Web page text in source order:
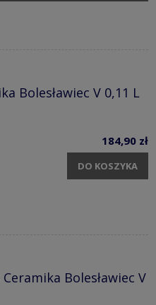
Bolesławiec V 0,11 L
184,90 zł
DO KOSZYKA
Bolesławiec V